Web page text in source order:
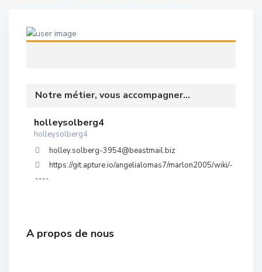
Notre métier, vous accompagner...
holleysolberg4
holleysolberg4
holley.solberg-3954@beastmail.biz
https://git.apture.io/angelialomas7/marlon2005/wiki/-
----
A propos de nous